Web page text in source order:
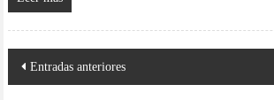
Navegación
de
Entradas anteriores